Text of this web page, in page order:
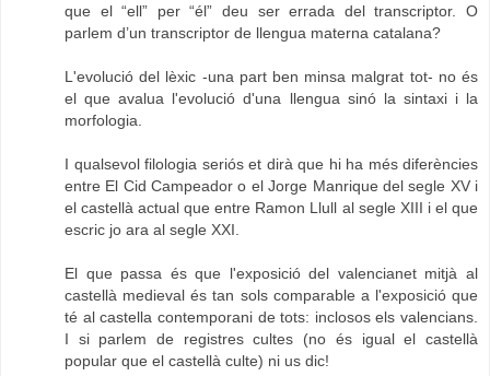
que el “ell” per “él” deu ser errada del transcriptor. O
parlem d’un transcriptor de llengua materna catalana?
L'evolució del lèxic -una part ben minsa malgrat tot- no és
el que avalua l'evolució d'una llengua sinó la sintaxi i la
morfologia.
I qualsevol filologia seriós et dirà que hi ha més diferències
entre El Cid Campeador o el Jorge Manrique del segle XV i
el castellà actual que entre Ramon Llull al segle XIII i el que
escric jo ara al segle XXI.
El que passa és que l'exposició del valencianet mitjà al
castellà medieval és tan sols comparable a l'exposició que
té al castella contemporani de tots: inclosos els valencians.
I si parlem de registres cultes (no és igual el castellà
popular que el castellà culte) ni us dic!